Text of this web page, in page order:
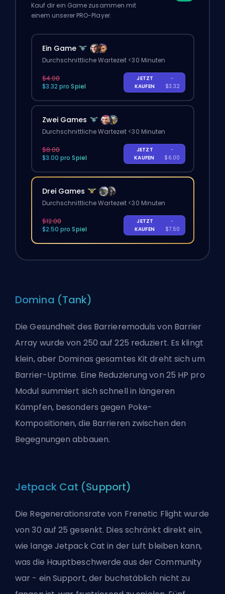
Kauf dir ein Game zusammen mit
einem unserer PRO-Player.
Ein Game
Durchschnittliche Wartezeit <30 Minuten
$4.00
$3.32 pro Spiel
JETZT
KAUFEN
-
$3.32
Zwei Games
Durchschnittliche Wartezeit <30 Minuten
$8.00
$3.00 pro Spiel
JETZT
KAUFEN
-
$6.00
Drei Games
Durchschnittliche Wartezeit <30 Minuten
$12.00
$2.50 pro Spiel
JETZT
KAUFEN
-
$7.50
Domina (Tank)
Die Gesundheit des Barrieremoduls von Barrier
Array wurde von 250 auf 225 reduziert. Es klingt
klein, aber Dominas gesamtes Kit dreht sich um
Barrier-Uptime. Eine Reduzierung von 25 HP pro
Modul summiert sich schnell in längeren
Kämpfen, besonders gegen Poke-
Kompositionen, die Barrieren zwischen den
Begegnungen abbauen.
Jetpack Cat (Support)
Die Regenerationsrate von Frenetic Flight wurde
von 30 auf 25 gesenkt. Dies schränkt direkt ein,
wie lange Jetpack Cat in der Luft bleiben kann,
was die Hauptbeschwerde aus der Community
war - ein Support, der buchstäblich nicht zu